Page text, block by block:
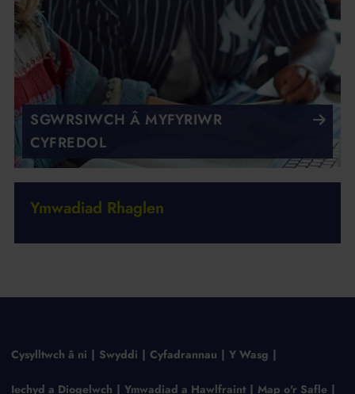
SGWRSIWCH Â MYFYRIWR
CYFREDOL
Ymwadiad Rhaglen
Cysylltwch â ni Swyddi Cyfadrannau Y Wasg
Iechyd a Diogelwch Ymwadiad a Hawlfraint Map o'r Safle